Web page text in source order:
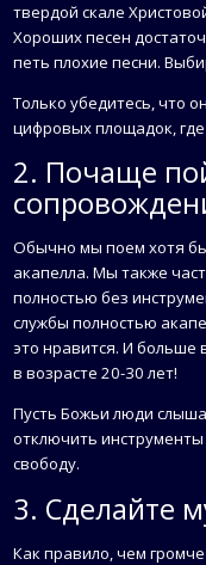
твердой скале
Хороших песен
петь плохие песни.
Только убедитесь, что
цифровых площадок,
2. Почаще
Обычно мы поем хотя
акапелла. Мы также
полностью без
службы полностью
это нравится. И больше
в возрасте 20-30 лет!
Пусть Божьи люди
отключить
свободу.
3. Сделайте
Как правило, чем